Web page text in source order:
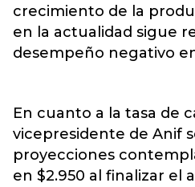
crecimiento de la
en la actualidad sigue
desempeño negativo
En cuanto a la tasa de
vicepresidente de Anif
proyecciones
en $2.950 al finalizar el